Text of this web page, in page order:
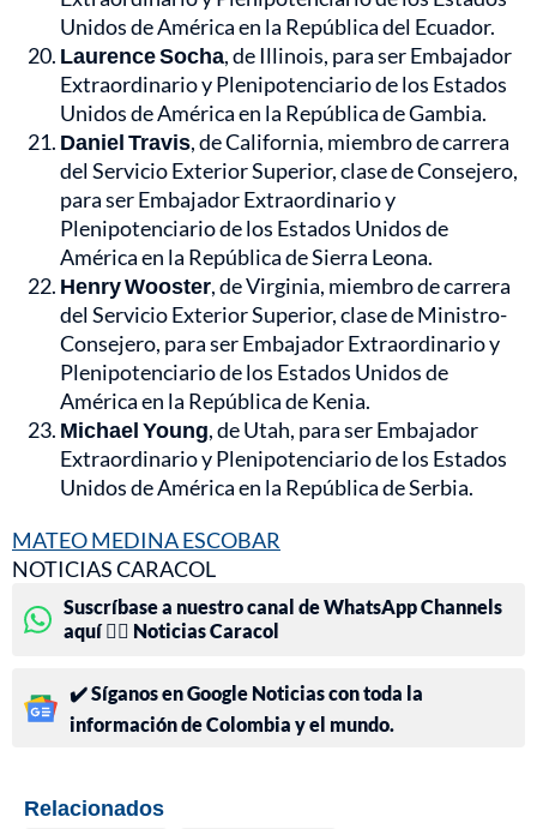
Unidos de América en la República del Ecuador.
Laurence Socha, de Illinois, para ser Embajador
Extraordinario y Plenipotenciario de los Estados
Unidos de América en la República de Gambia.
Daniel Travis, de California, miembro de carrera
del Servicio Exterior Superior, clase de Consejero,
para ser Embajador Extraordinario y
Plenipotenciario de los Estados Unidos de
América en la República de Sierra Leona.
Henry Wooster, de Virginia, miembro de carrera
del Servicio Exterior Superior, clase de Ministro-
Consejero, para ser Embajador Extraordinario y
Plenipotenciario de los Estados Unidos de
América en la República de Kenia.
Michael Young, de Utah, para ser Embajador
Extraordinario y Plenipotenciario de los Estados
Unidos de América en la República de Serbia.
MATEO MEDINA ESCOBAR
NOTICIAS CARACOL
Suscríbase a nuestro canal de WhatsApp Channels
aquí 👉🏻 Noticias Caracol
✔️ Síganos en Google Noticias con toda la
información de Colombia y el mundo.
Relacionados